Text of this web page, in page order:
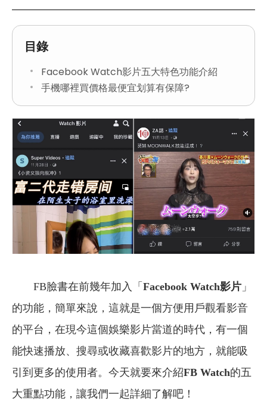
目錄
Facebook Watch影片五大特色功能介紹
手機哪裡買價格最便宜划算有保障?
FB臉書在前幾年加入「 Facebook Watch影片 」
的功能，簡單來說，這就是一個方便用戶觀看影音
的平台，在現今這個娛樂影片當道的時代，有一個
能快速播放、搜尋或收藏喜歡影片的地方，就能吸
引到更多的使用者。今天就要來介紹FB Watch的五
大重點功能，讓我們一起詳細了解吧！